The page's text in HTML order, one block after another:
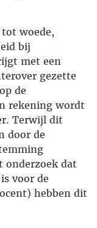
woede,
bij
met een
gezette
de
rekening wordt
Terwijl dit
door de
onderzoek dat
voor de
hebben dit